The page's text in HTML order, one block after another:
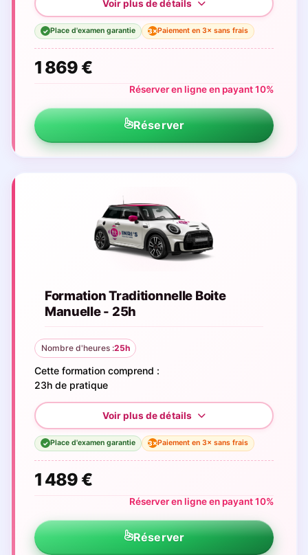
✓ Place d'examen garantie 3×Paiement en 3× sans frais
1 869 €
Réserver en ligne en payant 10%
Réserver
Formation Traditionnelle Boite
Manuelle - 25h
Nombre d'heures :25h
Cette formation comprend :
23h de pratique
✓ Place d'examen garantie 3×Paiement en 3× sans frais
1 489 €
Réserver en ligne en payant 10%
Réserver